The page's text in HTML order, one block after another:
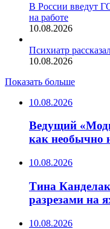
В России введут
на работе
10.08.2026
Психиатр
10.08.2026
Показать больше
10.08.2026
Ведущий
как необычно
10.08.2026
Тина
разрезами на
10.08.2026